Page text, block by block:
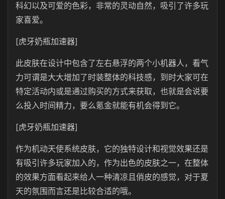
科幻以及可爱的色彩，非常的灵动自然，吸引了许多玩
家喜爱。
[虎牙奶瓶加速器]
此皮肤在设计中包含了左右悬浮的两个小机器人，看气
力可谓是大大增加了时装整体的科技感，到时大家可在
特定活动内或是通过购买的方式来获取，也就是会说要
么投入时间精力，要么氪金就能有机会得到它。
[虎牙奶瓶加速器]
作为机动天使系统皮肤，它的独特设计和视觉效果还是
有吸引许多玩家加入的，作为出色的皮肤之一，在整体
的效果方面看起来给人一种清凉且俏皮的感觉，对于夏
天的氛围而言还是比较合适的哦。